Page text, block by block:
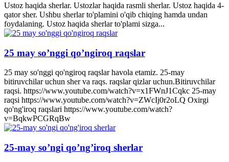
Ustoz haqida sherlar. Ustozlar haqida rasmli sherlar. Ustoz haqida 4-
qator sher. Ushbu sherlar to'plamini o'qib chiqing hamda undan
foydalaning. Ustoz haqida sherlar to'plami sizga...
25 may so’nggi qo’ngiroq raqslar
25 may so'nggi qo'ngiroq raqslar havola etamiz. 25-may
bitiruvchilar uchun sher va raqs. raqslar qizlar uchun.Bitiruvchilar
raqsi. https://www.youtube.com/watch?v=x1FWnJ1Cqkc 25-may
raqsi https://www.youtube.com/watch?v=ZWcIj0r2oLQ Oxirgi
qo'ng'iroq raqslari https://www.youtube.com/watch?
v=BqkwPCGRqBw
25-may so’ngi qo’ng’iroq sherlar